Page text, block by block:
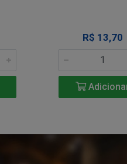
R$ 13,70